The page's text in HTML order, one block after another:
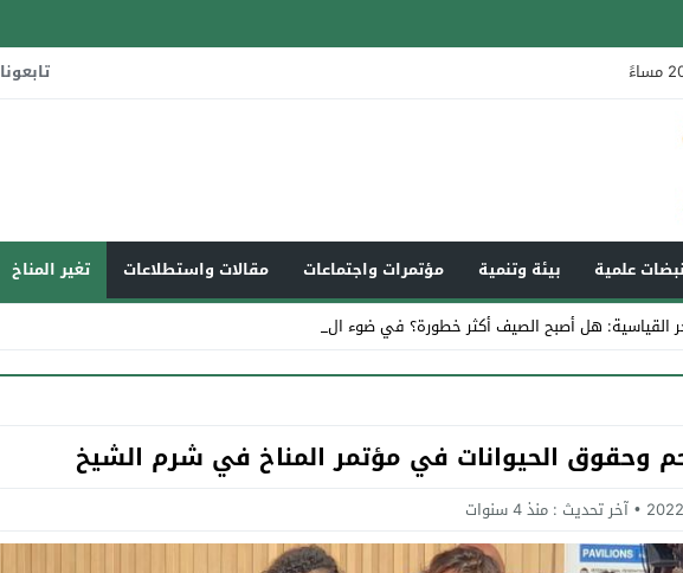
تابعونا
نبضات علمية بيئة وتنمية مؤتمرات واجتماعات مقالات واستطلاعات تغير المناخ
القياسية: هل أصبح الصيف أكثر خطورة؟ في ضوء التغير المناخي _
وحقوق الحيوانات في مؤتمر المناخ في شرم الشيخ
آخر تحديث : منذ 4 سنوات